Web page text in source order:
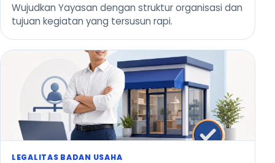
Wujudkan Yayasan dengan struktur organisasi dan
tujuan kegiatan yang tersusun rapi.
LEGALITAS BADAN USAHA